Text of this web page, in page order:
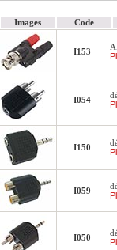
Images Code
I153
I054
I150
I059
I050